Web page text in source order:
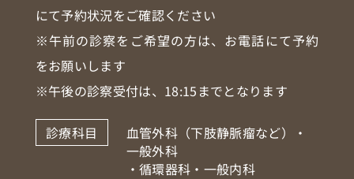
にて予約状況をご確認ください
※午前の診察をご希望の方は、お電話にて予約
をお願いします
※午後の診察受付は、18:15までとなります
診療科目
血管外科（下肢静脈瘤など）・
一般外科
・循環器科・一般内科